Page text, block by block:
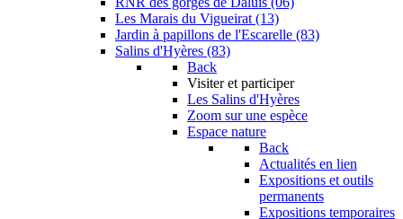
Les Marais du Vigueirat (13)
Jardin à papillons de l'Escarelle (83)
Salins d'Hyères (83)
Back
Visiter et participer
Les Salins d'Hyères
Zoom sur une espèce
Espace nature
Back
Actualités en lien
Expositions et outils
permanents
Expositions temporaires